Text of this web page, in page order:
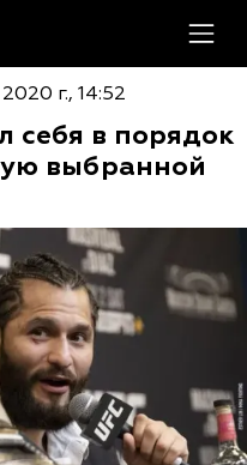
г., 14:52
себя в порядок
выбранной